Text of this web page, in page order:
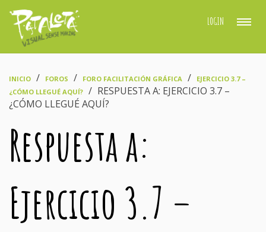
LOGIN
INICIO FOROS FORO FACILITACIÓN GRÁFICA
EJERCICIO 3.7 –
¿CÓMO LLEGUÉ AQUÍ?
RESPUESTA A: EJERCICIO 3.7 –
¿CÓMO LLEGUÉ AQUÍ?
Respuesta a:
Ejercicio 3.7 –